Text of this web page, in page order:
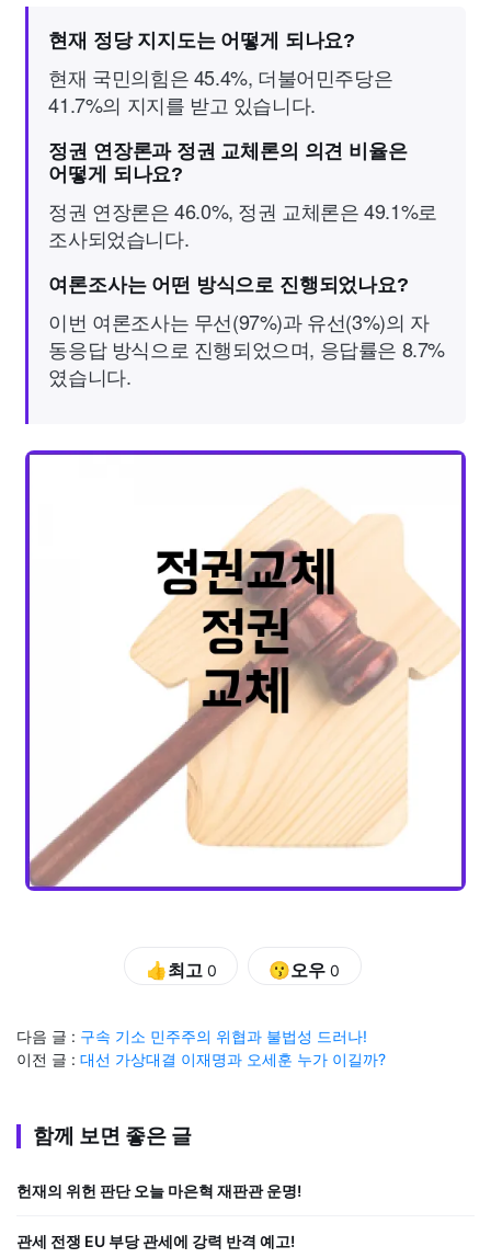
현재 정당 지지도는 어떻게 되나요?
현재 국민의힘은 45.4%, 더불어민주당은
41.7%의 지지를 받고 있습니다.
정권 연장론과 정권 교체론의 의견 비율은
어떻게 되나요?
정권 연장론은 46.0%, 정권 교체론은 49.1%로
조사되었습니다.
여론조사는 어떤 방식으로 진행되었나요?
이번 여론조사는 무선(97%)과 유선(3%)의 자
동응답 방식으로 진행되었으며, 응답률은 8.7%
였습니다.
👍최고 0 😗오우0
다음 글 : 구속 기소 민주주의 위협과 불법성 드러나!
이전 글 : 대선 가상대결 이재명과 오세훈 누가 이길까?
함께 보면 좋은 글
헌재의 위헌 판단 오늘 마은혁 재판관 운명!
관세 전쟁 EU 부당 관세에 강력 반격 예고!